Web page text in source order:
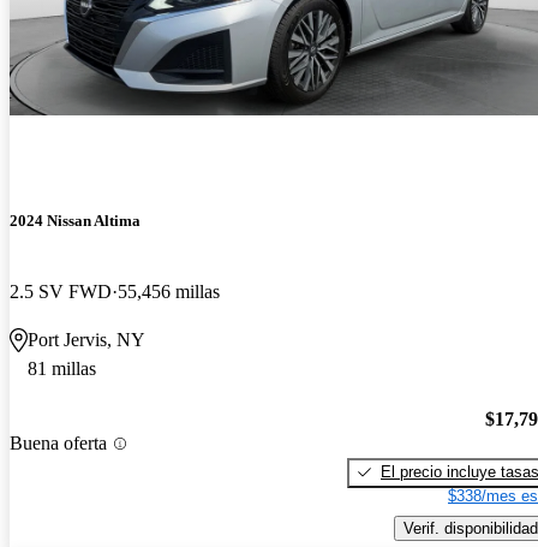
2024 Nissan Altima
2.5 SV FWD 55,456 millas
Port Jervis, NY
81 millas
Buena oferta
El precio incluye tasas
$338/mes
Verif. disponibilidad